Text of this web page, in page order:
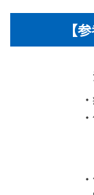
【